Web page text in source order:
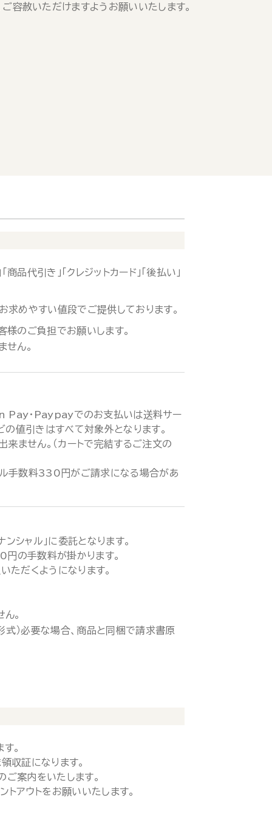
容赦いただけますようお願いいたします。
品代引き」「クレジットカード」「後払い」
求めやすい値段でご提供しております。
のご負担でお願いします。
ん。
・Paypayでのお支払いは送料サー
値引きはすべて対象外となります。
ません。（カートで完結するご注文の
ル手数料330円がご請求になる場合があ
シャル」に委託となります。
の手数料が掛かります。
ただくようになります。
。
式）必要な場合、商品と同梱で請求書原
。
収証になります。
案内をいたします。
アウトをお願いいたします。